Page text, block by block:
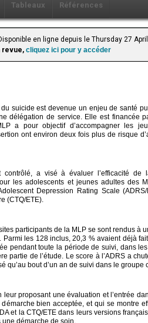
Tableaux Références
en ligne depuis le Thursday 27
revue, cliquez ici pour y accéder
suicide est devenue un enjeu de santé
délégation de service. Elle est financée
a pour objectif d’accompagner les
ont environ deux fois plus de risque
a visé à évaluer l’efficacité de
les adolescents et jeunes adultes des
Depression Rating Scale
(CTQ/ETE).
participants de la MLP se sont rendus à
les 128 inclus, 20,3 % avaient déjà
pendant toute la période de suivi, dans
partie de l’étude. Le score à l’ADRS a
qu’au bout d’un an de suivi dans le groupe
proposant une évaluation et l’entrée
bien acceptée, et qui se montre
et la CTQ/ETE dans leurs versions